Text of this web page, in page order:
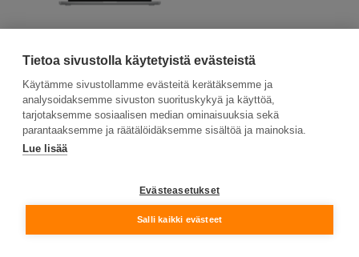
Tietoa sivustolla käytetyistä evästeistä
Käytämme sivustollamme evästeitä kerätäksemme ja
analysoidaksemme sivuston suorituskykyä ja käyttöä,
tarjotaksemme sosiaalisen median ominaisuuksia sekä
parantaaksemme ja räätälöidäksemme sisältöä ja mainoksia.
Lue lisää
Evästeasetukset
Salli kaikki evästeet
Tutustu ja aloita
Tietosuojaseloste ja evästeiden käyttö
© Suomen Ensiapukoulutus Oy 2026